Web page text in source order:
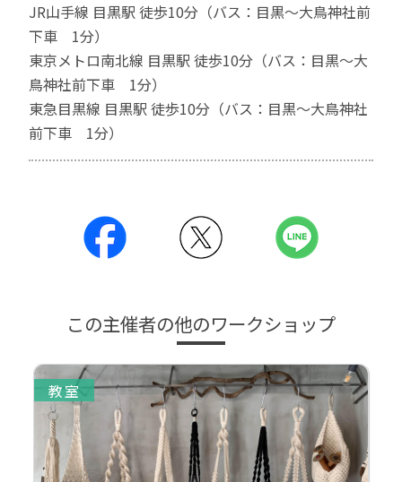
JR山手線 目黒駅 徒歩10分（バス：目黒〜大鳥神社前
下車 1分）
東京メトロ南北線 目黒駅 徒歩10分（バス：目黒〜大
鳥神社前下車 1分）
東急目黒線 目黒駅 徒歩10分（バス：目黒〜大鳥神社
前下車 1分）
この主催者の他のワークショップ
教室